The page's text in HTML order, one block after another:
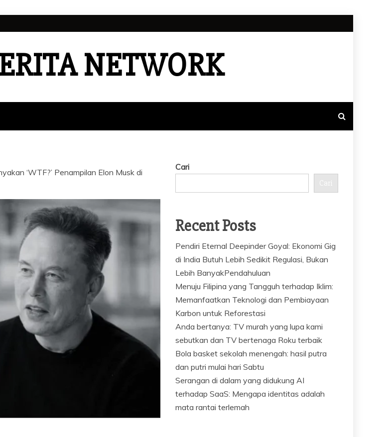
NETWORK
‘WTF?’ Penampilan Elon Musk di
Cari
Cari
Recent Posts
Pendiri Eternal Deepinder Goyal: Ekonomi Gig
di India Butuh Lebih Sedikit Regulasi, Bukan
Lebih BanyakPendahuluan
Menuju Filipina yang Tangguh terhadap Iklim:
Memanfaatkan Teknologi dan Pembiayaan
Karbon untuk Reforestasi
Anda bertanya: TV murah yang lupa kami
sebutkan dan TV bertenaga Roku terbaik
Bola basket sekolah menengah: hasil putra
dan putri mulai hari Sabtu
Serangan di dalam yang didukung AI
terhadap SaaS: Mengapa identitas adalah
mata rantai terlemah